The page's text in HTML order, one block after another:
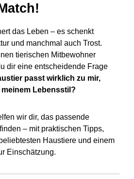
das Leben – es schenkt
und manchmal auch Trost.
tierischen Mitbewohner
dir eine entscheidende Frage
passt wirklich zu mir,
Lebensstil?
wir dir, das passende
– mit praktischen Tipps,
Haustiere und einem
Einschätzung.